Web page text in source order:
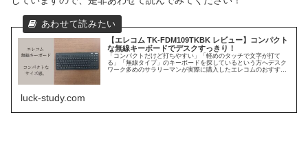
【エレコム TK-FDM109TKBK レビュー】コンパクト
な無線キーボードでデスクすっきり！
「コンパクトだけど打ちやすい」「軽めのタッチで文字が打て
る」「無線タイプ」のキーボードを探しているという方へデスク
ワーク多めのサラリーマンが実際に購入したエレコムのおすすめ
luck-study.com